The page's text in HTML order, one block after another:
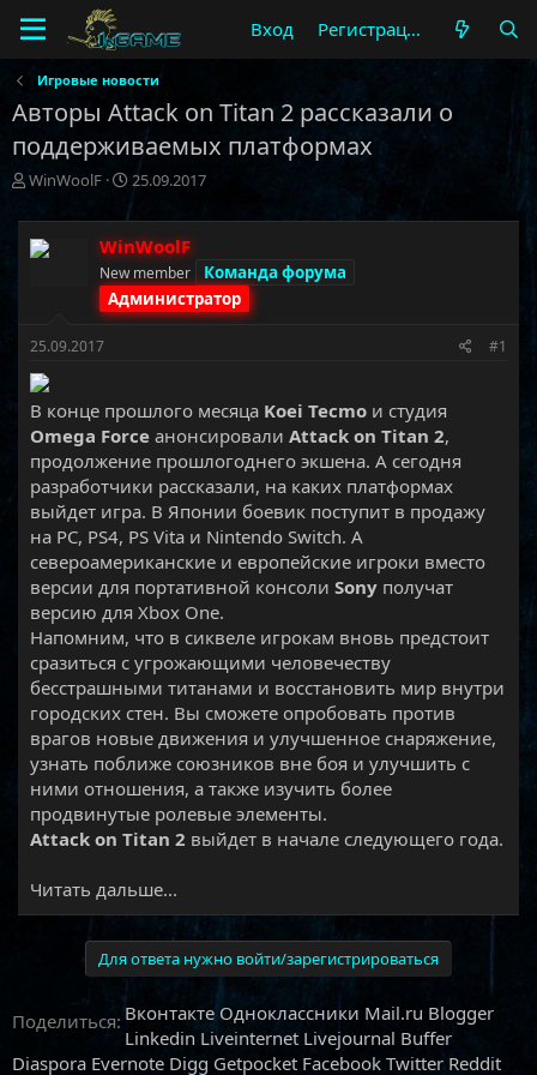
Вход Регистрация
Игровые новости
Авторы Attack on Titan 2 рассказали о
поддерживаемых платформах
А
т
о
р
ы
WinWoolF
Д
т
а
н
а
ч
25.09.2017
WinWoolF
New member
Команда форума
Администратор
25.09.2017 #1
В конце прошлого месяца Koei Tecmo и студия
Omega Force анонсировали Attack on Titan 2,
продолжение прошлогоднего экшена. А сегодня
разработчики рассказали, на каких платформах
выйдет игра. В Японии боевик поступит в продажу
на PC, PS4, PS Vita и Nintendo Switch. А
североамериканские и европейские игроки вместо
версии для портативной консоли Sony получат
версию для Xbox One.
Напомним, что в сиквеле игрокам вновь предстоит
сразиться с угрожающими человечеству
бесстрашными титанами и восстановить мир внутри
городских стен. Вы сможете опробовать против
врагов новые движения и улучшенное снаряжение,
узнать поближе союзников вне боя и улучшить с
ними отношения, а также изучить более
продвинутые ролевые элементы.
Attack on Titan 2 выйдет в начале следующего года.​
Читать дальше...
Для ответа нужно войти/зарегистрироваться
Поделиться: Вконтакте Одноклассники Mail.ru Blogger
Linkedin Liveinternet Livejournal Buffer
Diaspora Evernote Digg Getpocket Facebook Twitter Reddit